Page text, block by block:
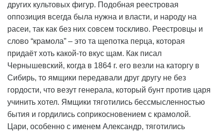
других культовых фигур. Подобная реестровая
оппозиция всегда была нужна и власти, и народу на
расеи, так как без них совсем тоскливо. Реестровцы и
слово “крамола” – это та щепотка перца, которая
придаёт хоть какой-то вкус щам. Как писал
Чернышевский, когда в 1864 г. его везли на каторгу в
Сибирь, то ямщики передавали друг другу не без
гордости, что везут генерала, который бунт против царя
учинить хотел. Ямщики тяготились бессмысленностью
бытия и гордились соприкосновением с крамолой.
Цари, особенно с именем Александр, тяготились